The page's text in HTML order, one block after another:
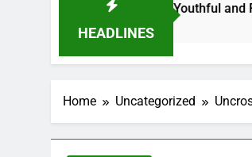
HEADLINES
Your Skin for a Youthful and Radiant
Home Uncategorized